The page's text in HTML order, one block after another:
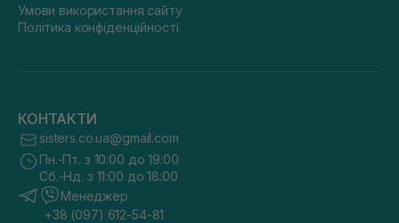
Умови використання сайту
Політика конфіденційності
КОНТАКТИ
sisters.co.ua@gmail.com
Пн.-Пт. з 10:00 до 19:00
Сб.-Нд. з 11:00 до 18:00
Менеджер
+38 (097) 612-54-81